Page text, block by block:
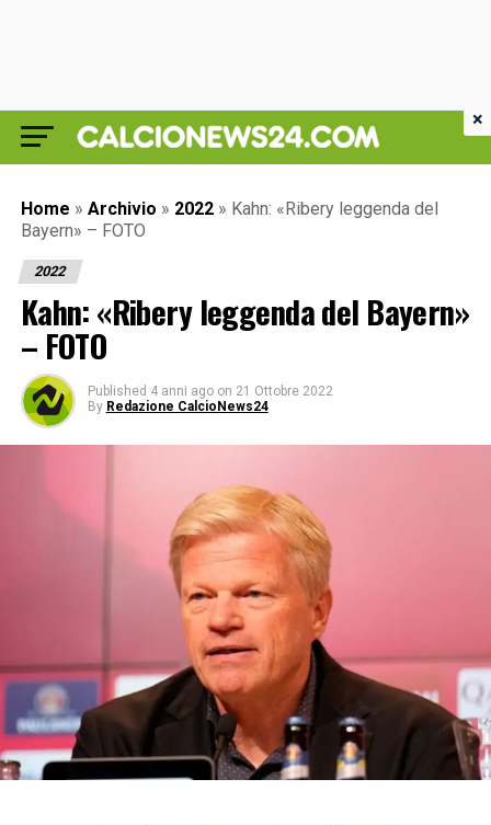
Home » Archivio » 2022 » Kahn: «Ribery leggenda del
Bayern» – FOTO
2022
Kahn: «Ribery leggenda del Bayern»
– FOTO
Published 4 anni ago on 21 Ottobre 2022
By Redazione CalcioNews24
×